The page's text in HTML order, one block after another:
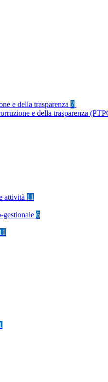
e della trasparenza 7
e della trasparenza
attività 11
gestionale 6